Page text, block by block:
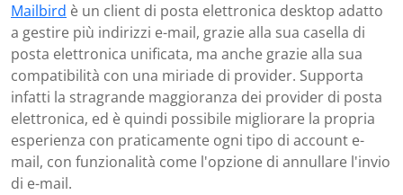
Mailbird è un client di posta elettronica desktop adatto
a gestire più indirizzi e-mail, grazie alla sua casella di
posta elettronica unificata, ma anche grazie alla sua
compatibilità con una miriade di provider. Supporta
infatti la stragrande maggioranza dei provider di posta
elettronica, ed è quindi possibile migliorare la propria
esperienza con praticamente ogni tipo di account e-
mail, con funzionalità come l'opzione di annullare l'invio
di e-mail.